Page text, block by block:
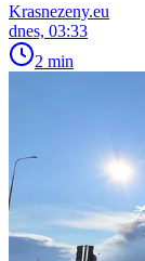
Krasnezeny.eu
dnes, 03:33
2 min